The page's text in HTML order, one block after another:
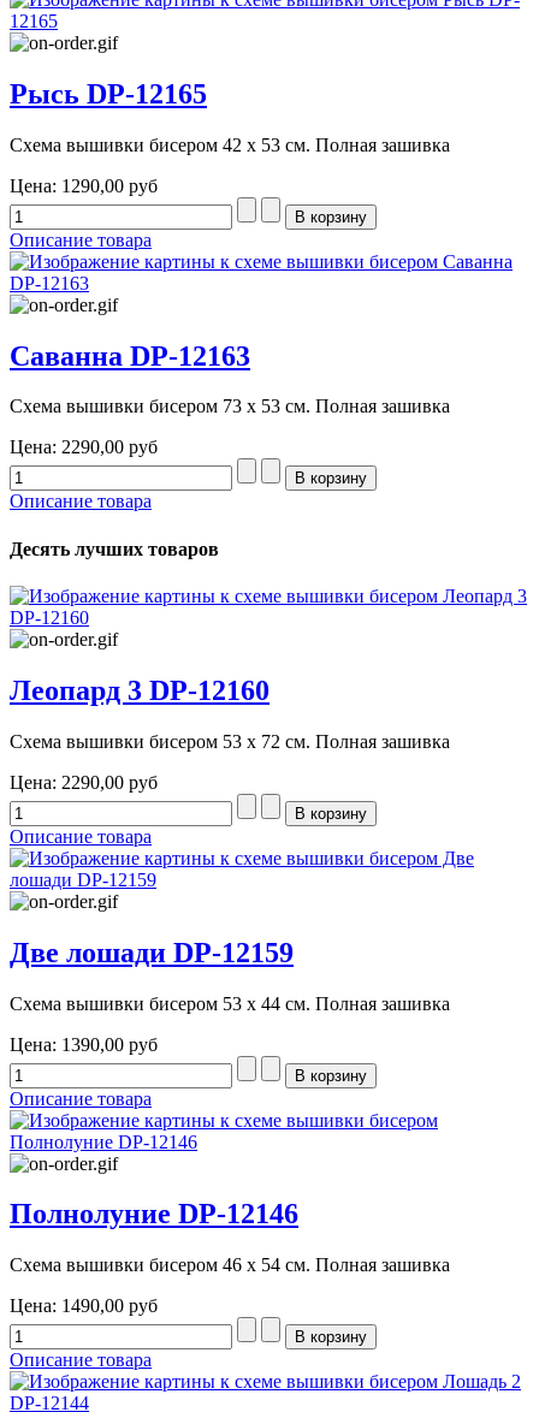
Рысь DP-12165
Схема вышивки бисером 42 х 53 см. Полная зашивка
Цена: 1290,00 руб
Описание товара
Саванна DP-12163
Схема вышивки бисером 73 х 53 см. Полная зашивка
Цена: 2290,00 руб
Описание товара
Десять лучших товаров
Леопард 3 DP-12160
Схема вышивки бисером 53 х 72 см. Полная зашивка
Цена: 2290,00 руб
Описание товара
Две лошади DP-12159
Схема вышивки бисером 53 х 44 см. Полная зашивка
Цена: 1390,00 руб
Описание товара
Полнолуние DP-12146
Схема вышивки бисером 46 х 54 см. Полная зашивка
Цена: 1490,00 руб
Описание товара